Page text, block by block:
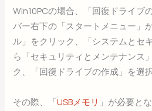
Win10PCの場合、「回復ドライブ
バー右下の「スタートメニュー」
ル」をクリック、「システムとセ
ら「セキュリティとメンテナンス
ク、「回復ドライブの作成」を選
その際、「USBメモリ 」が必要と